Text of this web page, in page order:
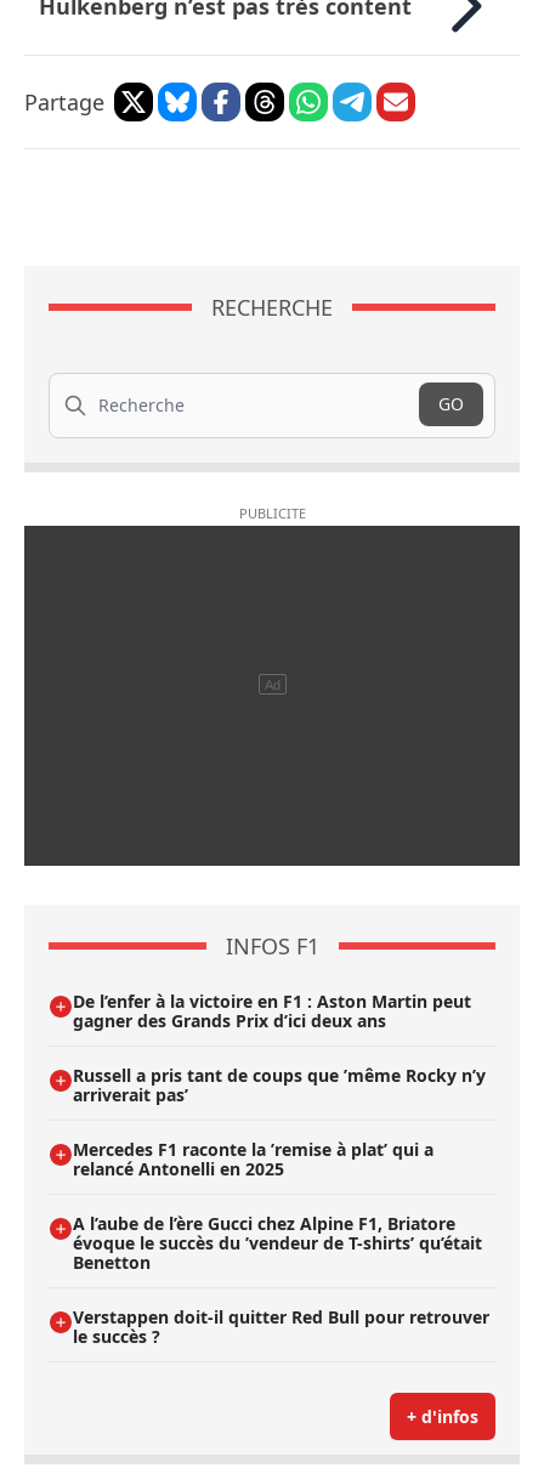
Hulkenberg n’est pas très content
Partage
RECHERCHE
Recherche
GO
INFOS F1
De l’enfer à la victoire en F1 : Aston Martin peut
gagner des Grands Prix d’ici deux ans
Russell a pris tant de coups que ’même Rocky n’y
arriverait pas’
Mercedes F1 raconte la ’remise à plat’ qui a
relancé Antonelli en 2025
A l’aube de l’ère Gucci chez Alpine F1, Briatore
évoque le succès du ’vendeur de T-shirts’ qu’était
Benetton
Verstappen doit-il quitter Red Bull pour retrouver
le succès ?
+ d'infos